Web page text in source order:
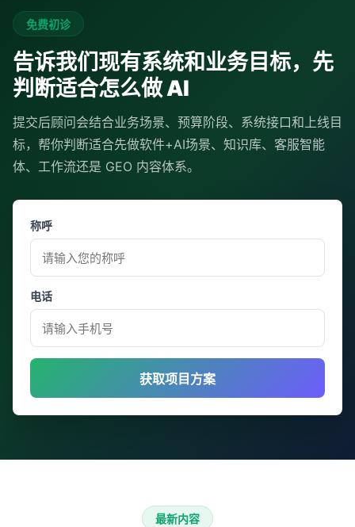
免费初诊
告诉我们现有系统和业务目标，先
判断适合怎么做 AI
提交后顾问会结合业务场景、预算阶段、系统接口和上线目
标，帮你判断适合先做软件+AI场景、知识库、客服智能
体、工作流还是 GEO 内容体系。
称呼
电话
获取项目方案
最新内容